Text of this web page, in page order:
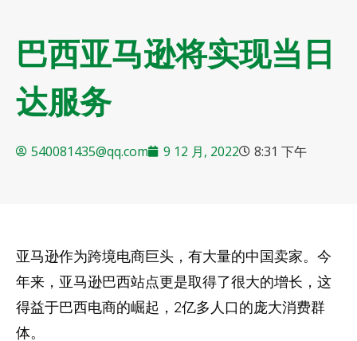
巴西亚马逊将实现当日
达服务
540081435@qq.com 9 12 月, 2022 8:31 下午
亚马逊作为跨境电商巨头，有大量的中国卖家。今
年来，亚马逊巴西站点更是取得了很大的增长，这
得益于巴西电商的崛起，2亿多人口的庞大消费群
体。